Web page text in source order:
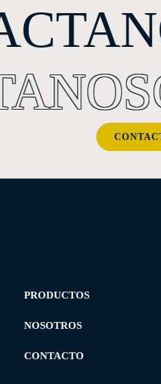
PRODUCTOS
NOSOTROS
CONTACTO